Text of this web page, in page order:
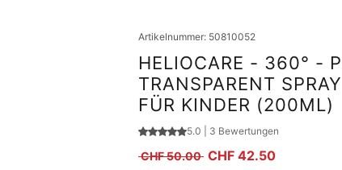
Artikelnummer: 50810052
HELIOCARE - 360° -
TRANSPARENT
FÜR KINDER (200ML)
Das Rating beträgt 5.0 von fünf
5.0 | 3 Bewertungen
CHF 50.00 Standardpreis
CHF 42.50Sale-Preis